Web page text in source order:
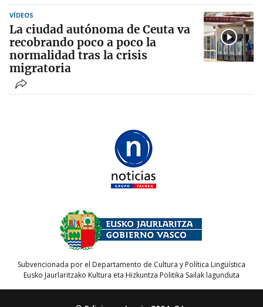
VÍDEOS
La ciudad autónoma de Ceuta va
recobrando poco a poco la
normalidad tras la crisis
migratoria
Subvencionada por el Departamento de Cultura y Política Lingüística
Eusko Jaurlaritzako Kultura eta Hizkuntza Politika Sailak lagunduta